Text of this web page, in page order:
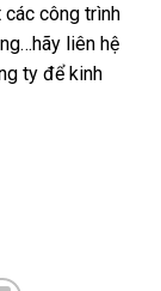
công trình
liên hệ
ty để kinh